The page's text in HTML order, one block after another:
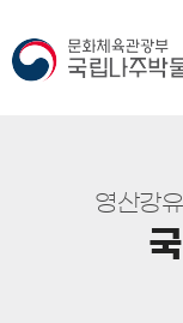
영산강유
국